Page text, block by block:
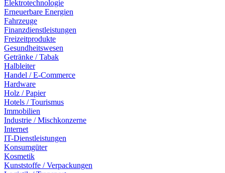
Elektrotechnologie
Erneuerbare Energien
Fahrzeuge
Finanzdienstleistungen
Freizeitprodukte
Gesundheitswesen
Getränke / Tabak
Halbleiter
Handel / E-Commerce
Hardware
Holz / Papier
Hotels / Tourismus
Immobilien
Industrie / Mischkonzerne
Internet
IT-Dienstleistungen
Konsumgüter
Kosmetik
Kunststoffe / Verpackungen